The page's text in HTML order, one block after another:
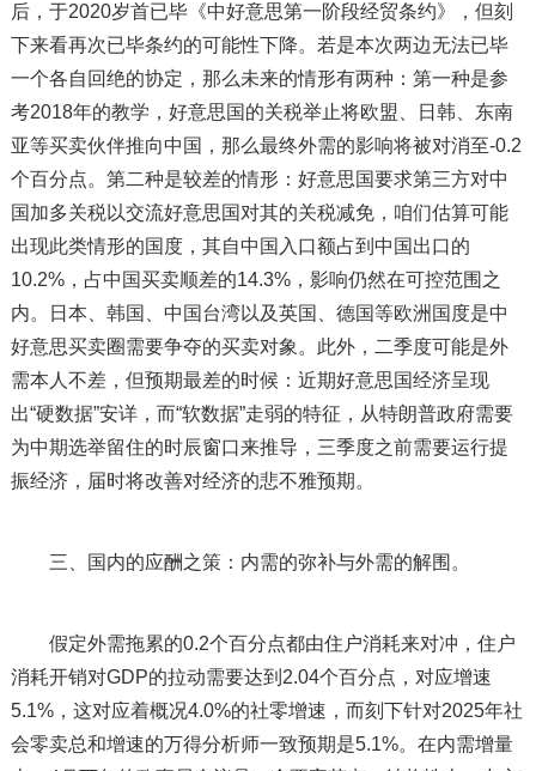
后，于2020岁首已毕《中好意思第一阶段经贸条约》，但刻
下来看再次已毕条约的可能性下降。若是本次两边无法已毕
一个各自回绝的协定，那么未来的情形有两种：第一种是参
考2018年的教学，好意思国的关税举止将欧盟、日韩、东南
亚等买卖伙伴推向中国，那么最终外需的影响将被对消至-0.2
个百分点。第二种是较差的情形：好意思国要求第三方对中
国加多关税以交流好意思国对其的关税减免，咱们估算可能
出现此类情形的国度，其自中国入口额占到中国出口的
10.2%，占中国买卖顺差的14.3%，影响仍然在可控范围之
内。日本、韩国、中国台湾以及英国、德国等欧洲国度是中
好意思买卖圈需要争夺的买卖对象。此外，二季度可能是外
需本人不差，但预期最差的时候：近期好意思国经济呈现
出“硬数据”安详，而“软数据”走弱的特征，从特朗普政府需要
为中期选举留住的时辰窗口来推导，三季度之前需要运行提
振经济，届时将改善对经济的悲不雅预期。
三、国内的应酬之策：内需的弥补与外需的解围。
假定外需拖累的0.2个百分点都由住户消耗来对冲，住户
消耗开销对GDP的拉动需要达到2.04个百分点，对应增速
5.1%，这对应着概况4.0%的社零增速，而刻下针对2025年社
会零卖总和增速的万得分析师一致预期是5.1%。在内需增量